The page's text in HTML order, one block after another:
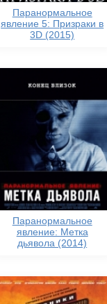
Паранормальное
явление 5: Призраки в
3D (2015)
Паранормальное
явление: Метка
дьявола (2014)